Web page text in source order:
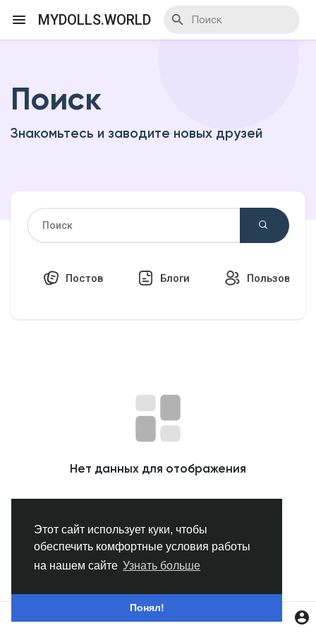
Этот сайт использует куки, чтобы
обеспечить комфортные условия работы
на нашем сайте Узнать больше
Понял!
MYDOLLS.WORLD
Я организатор
Смотреть Базар
Популярные посты
Найти сообщения
Поиск
Знакомьтесь и заводите новых друзей
Постов Блоги
Нет данных для отображения